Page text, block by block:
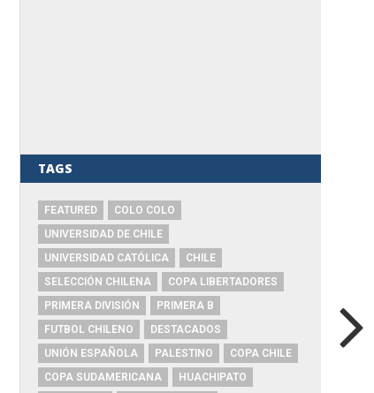
TAGS
FEATURED
COLO COLO
UNIVERSIDAD DE CHILE
UNIVERSIDAD CATÓLICA
CHILE
SELECCIÓN CHILENA
COPA LIBERTADORES
PRIMERA DIVISIÓN
PRIMERA B
FUTBOL CHILENO
DESTACADOS
UNIÓN ESPAÑOLA
PALESTINO
COPA CHILE
COPA SUDAMERICANA
HUACHIPATO